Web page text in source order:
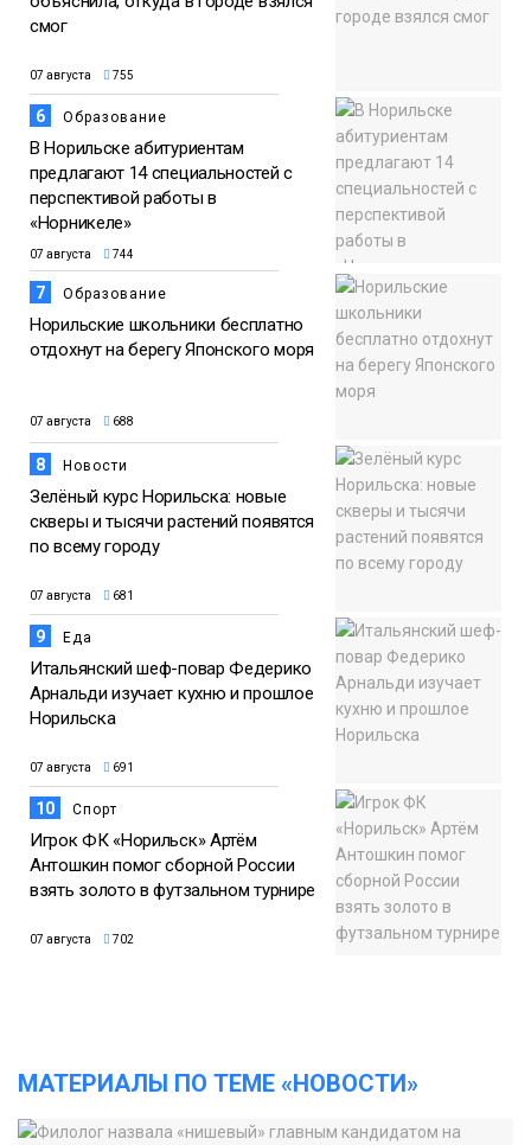
смог
07 августа 755
6 Образование
В Норильске абитуриентам
предлагают 14 специальностей с
перспективой работы в
«Норникеле»
07 августа 744
7 Образование
Норильские школьники бесплатно
отдохнут на берегу Японского моря
07 августа 688
8 Новости
Зелёный курс Норильска: новые
скверы и тысячи растений появятся
по всему городу
07 августа 681
9 Еда
Итальянский шеф-повар Федерико
Арнальди изучает кухню и прошлое
Норильска
07 августа 691
10 Спорт
Игрок ФК «Норильск» Артём
Антошкин помог сборной России
взять золото в футзальном турнире
07 августа 702
МАТЕРИАЛЫ ПО ТЕМЕ «НОВОСТИ»